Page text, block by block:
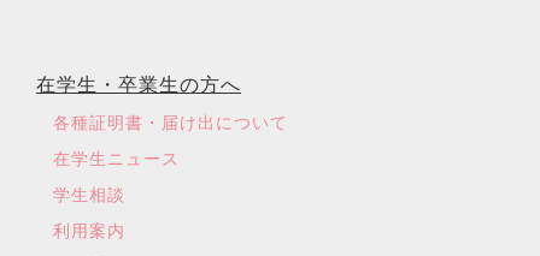
在学生・卒業生の方へ
各種証明書・届け出について
在学生ニュース
学生相談
利用案内